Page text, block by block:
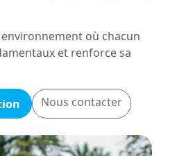
où chacun
et renforce sa
Nous contacter